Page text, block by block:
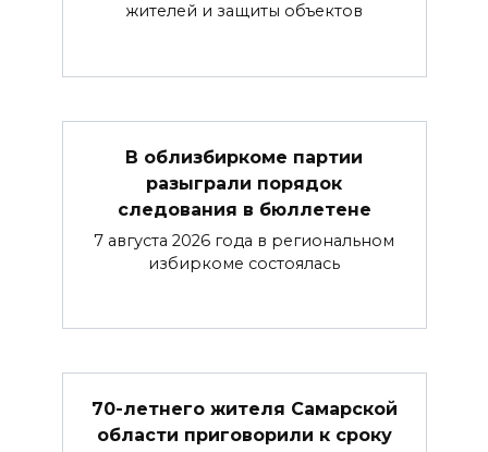
жителей и защиты объектов
В облизбиркоме партии
разыграли порядок
следования в бюллетене
7 августа 2026 года в региональном
избиркоме состоялась
70-летнего жителя Самарской
области приговорили к сроку